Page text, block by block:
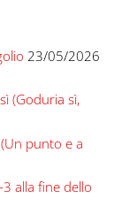
23/05/2026
(Goduria sì,
punto e a
alla fine dello